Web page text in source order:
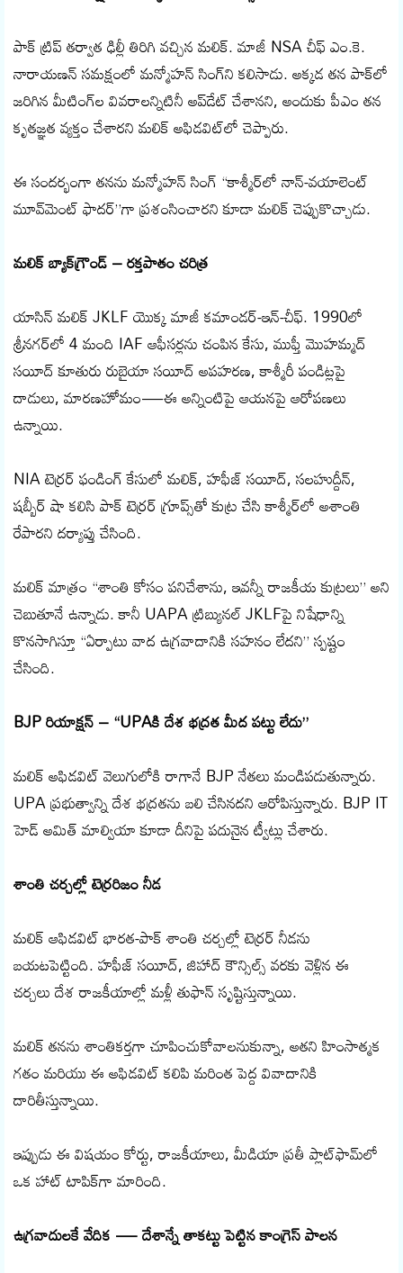
పాక్ ట్రిప్ తర్వాత ఢిల్లీ తిరిగి వచ్చిన మలిక్‌. మాజీ NSA చీఫ్ ఎం.కె.
నారాయణన్ సమక్షంలో మన్మోహన్ సింగ్‌ని కలిసాడు. అక్కడ తన పాక్‌లో
జరిగిన మీటింగ్‌ల వివరాలన్నిటినీ అప్‌డేట్ చేశానని, అందుకు పీఎం తన
కృతజ్ఞత వ్యక్తం చేశారని మలిక్ అఫిడవిట్‌లో చెప్పారు.
ఈ సందర్భంగా తనను మన్మోహన్ సింగ్ “కాశ్మీర్‌లో నాన్-వయాలెంట్
మూవ్‌మెంట్ ఫాదర్”గా ప్రశంసించారని కూడా మలిక్ చెప్పుకొచ్చాడు.
మలిక్ బ్యాక్‌గ్రౌండ్ – రక్తపాతం చరిత్ర
యాసిన్ మలిక్ JKLF యొక్క మాజీ కమాండర్-ఇన్-చీఫ్. 1990లో
శ్రీనగర్‌లో 4 మంది IAF ఆఫీసర్లను చంపిన కేసు, ముఫ్తీ మొహమ్మద్
సయీద్ కూతురు రుబైయా సయీద్ అపహరణ, కాశ్మీరీ పండిట్లపై
దాడులు, మారణహోమం—ఈ అన్నింటిపై ఆయనపై ఆరోపణలు
ఉన్నాయి.
NIA టెర్రర్ ఫండింగ్ కేసులో మలిక్, హఫీజ్ సయీద్, సలహుద్దీన్,
షబ్బీర్ షా కలిసి పాక్ టెర్రర్ గ్రూప్స్‌తో కుట్ర చేసి కాశ్మీర్‌లో అశాంతి
రేపారని దర్యాప్తు చేసింది.
మలిక్ మాత్రం “శాంతి కోసం పనిచేశాను, ఇవన్నీ రాజకీయ కుట్రలు” అని
చెబుతూనే ఉన్నాడు. కానీ UAPA ట్రిబ్యునల్ JKLFపై నిషేధాన్ని
కొనసాగిస్తూ “ఏర్పాటు వాద ఉగ్రవాదానికి సహనం లేదని” స్పష్టం
చేసింది.
BJP రియాక్షన్ – “UPAకి దేశ భద్రత మీద పట్టు లేదు”
మలిక్ అఫిడవిట్ వెలుగులోకి రాగానే BJP నేతలు మండిపడుతున్నారు.
UPA ప్రభుత్వాన్ని దేశ భద్రతను బలి చేసినదని ఆరోపిస్తున్నారు. BJP IT
హెడ్ అమిత్ మాల్వియా కూడా దీనిపై పదునైన ట్వీట్లు చేశారు.
శాంతి చర్చల్లో టెర్రరిజం నీడ
మలిక్ ఆఫిడవిట్ భారత-పాక్ శాంతి చర్చల్లో టెర్రర్ నీడను
బయటపెట్టింది. హఫీజ్ సయీద్, జిహాద్ కౌన్సిల్స్ వరకు వెళ్లిన ఈ
చర్చలు దేశ రాజకీయాల్లో మళ్లీ తుఫాన్ సృష్టిస్తున్నాయి.
మలిక్ తనను శాంతికర్తగా చూపించుకోవాలనుకున్నా, అతని హింసాత్మక
గతం మరియు ఈ అఫిడవిట్ కలిపి మరింత పెద్ద వివాదానికి
దారితీస్తున్నాయి.
ఇప్పుడు ఈ విషయం కోర్టు, రాజకీయాలు, మీడియా ప్రతీ ప్లాట్‌ఫామ్‌లో
ఒక హాట్ టాపిక్‌గా మారింది.
ఉగ్రవాదులకే వేదిక — దేశాన్నే తాకట్టు పెట్టిన కాంగ్రెస్ పాలన